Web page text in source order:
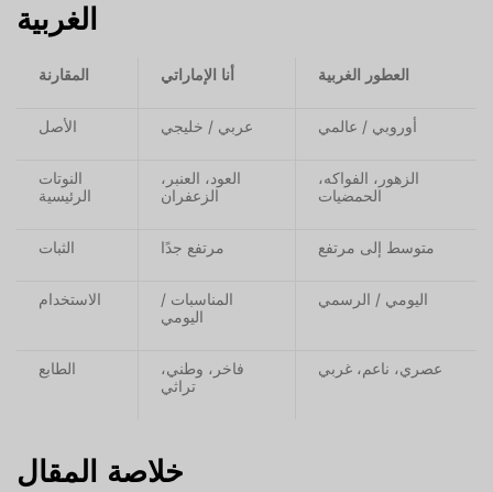
الغربية
المقارنة أنا الإماراتي العطور الغربية
الأصل عربي / خليجي أوروبي / عالمي
النوتات
الرئيسية
العود، العنبر،
الزعفران
الزهور، الفواكه،
الحمضيات
الثبات مرتفع جدًا متوسط إلى مرتفع
الاستخدام
المناسبات /
اليومي
اليومي / الرسمي
الطابع
فاخر، وطني،
تراثي
عصري، ناعم، غربي
خلاصة المقال